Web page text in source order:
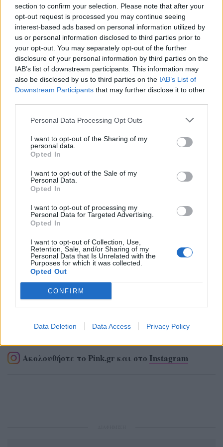
section to confirm your selection. Please note that after your
opt-out request is processed you may continue seeing
interest-based ads based on personal information utilized by
us or personal information disclosed to third parties prior to
your opt-out. You may separately opt-out of the further
disclosure of your personal information by third parties on the
IAB’s list of downstream participants. This information may
also be disclosed by us to third parties on the IAB’s List of
Downstream Participants that may further disclose it to other
Personal Data Processing Opt Outs
I want to opt-out of the Sharing of my
personal data.
Opted In
I want to opt-out of the Sale of my
Personal Data.
Opted In
I want to opt-out of processing my
Personal Data for Targeted Advertising.
Opted In
I want to opt-out of Collection, Use,
Retention, Sale, and/or Sharing of my
Personal Data that Is Unrelated with the
Purposes for which it was collected.
Opted Out
CONFIRM
Data Deletion Data Access Privacy Policy
[ΠΗΓΗ]
ΔΙΑΦΗΜΙΣΗ
Ακολουθήστε το Pink.gr στο Google Newsκαι
Ακολουθήστε το Pink.gr και στο Instagram